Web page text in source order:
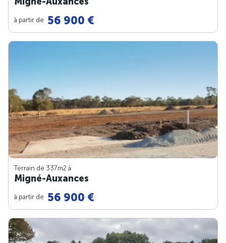
à partir de 56 900 €
Terrain de 337m2 à
Migné-Auxances
à partir de 56 900 €